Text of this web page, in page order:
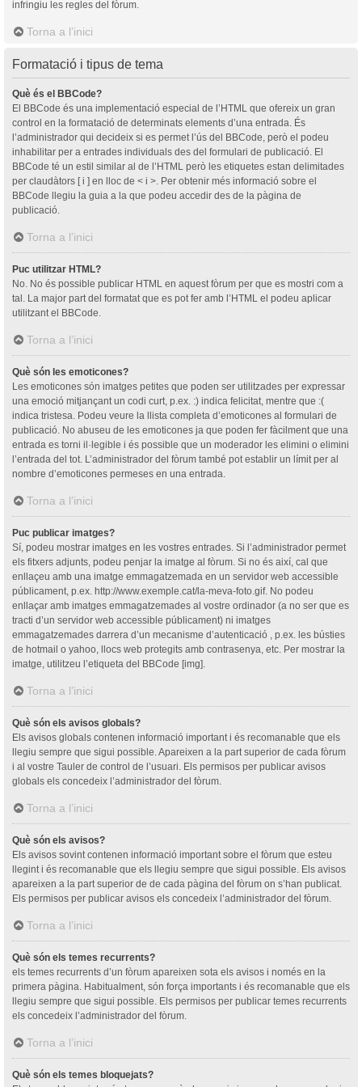
infringiu les regles del fòrum.
Torna a l’inici
Formatació i tipus de tema
Què és el BBCode?
El BBCode és una implementació especial de l’HTML que ofereix un gran
control en la formatació de determinats elements d’una entrada. És
l’administrador qui decideix si es permet l’ús del BBCode, però el podeu
inhabilitar per a entrades individuals des del formulari de publicació. El
BBCode té un estil similar al de l’HTML però les etiquetes estan delimitades
per claudàtors [ i ] en lloc de < i >. Per obtenir més informació sobre el
BBCode llegiu la guia a la que podeu accedir des de la pàgina de
publicació.
Torna a l’inici
Puc utilitzar HTML?
No. No és possible publicar HTML en aquest fòrum per que es mostri com a
tal. La major part del formatat que es pot fer amb l’HTML el podeu aplicar
utilitzant el BBCode.
Torna a l’inici
Què són les emoticones?
Les emoticones són imatges petites que poden ser utilitzades per expressar
una emoció mitjançant un codi curt, p.ex. :) indica felicitat, mentre que :(
indica tristesa. Podeu veure la llista completa d’emoticones al formulari de
publicació. No abuseu de les emoticones ja que poden fer fàcilment que una
entrada es torni il·legible i és possible que un moderador les elimini o elimini
l’entrada del tot. L’administrador del fòrum també pot establir un límit per al
nombre d’emoticones permeses en una entrada.
Torna a l’inici
Puc publicar imatges?
Sí, podeu mostrar imatges en les vostres entrades. Si l’administrador permet
els fitxers adjunts, podeu penjar la imatge al fòrum. Si no és així, cal que
enllaçeu amb una imatge emmagatzemada en un servidor web accessible
públicament, p.ex. http://www.exemple.cat/la-meva-foto.gif. No podeu
enllaçar amb imatges emmagatzemades al vostre ordinador (a no ser que es
tracti d’un servidor web accessible públicament) ni imatges
emmagatzemades darrera d’un mecanisme d’autenticació , p.ex. les bústies
de hotmail o yahoo, llocs web protegits amb contrasenya, etc. Per mostrar la
imatge, utilitzeu l’etiqueta del BBCode [img].
Torna a l’inici
Què són els avisos globals?
Els avisos globals contenen informació important i és recomanable que els
llegiu sempre que sigui possible. Apareixen a la part superior de cada fòrum
i al vostre Tauler de control de l’usuari. Els permisos per publicar avisos
globals els concedeix l’administrador del fòrum.
Torna a l’inici
Què són els avisos?
Els avisos sovint contenen informació important sobre el fòrum que esteu
llegint i és recomanable que els llegiu sempre que sigui possible. Els avisos
apareixen a la part superior de de cada pàgina del fòrum on s’han publicat.
Els permisos per publicar avisos els concedeix l’administrador del fòrum.
Torna a l’inici
Què són els temes recurrents?
els temes recurrents d’un fòrum apareixen sota els avisos i només en la
primera pàgina. Habitualment, són força importants i és recomanable que els
llegiu sempre que sigui possible. Els permisos per publicar temes recurrents
els concedeix l’administrador del fòrum.
Torna a l’inici
Què són els temes bloquejats?